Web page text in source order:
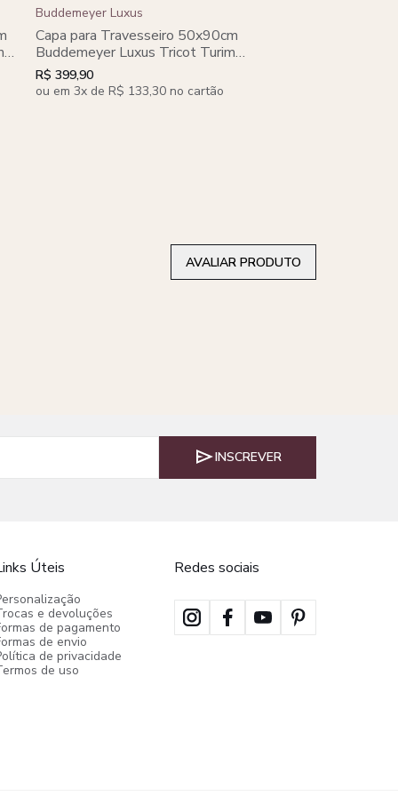
Buddemeyer Luxus
Capa para Travesseiro 50x90cm
Buddemeyer Luxus Tricot Turim
100% Algodão
R$ 399,90
ou em 3x de R$ 133,30 no cartão
AVALIAR PRODUTO
INSCREVER
Úteis
e devoluções
de pagamento
de envio
de privacidade
de uso
Redes sociais